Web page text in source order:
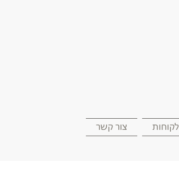
לקוחות צור קשר